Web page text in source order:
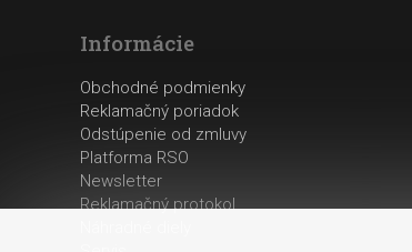
Informácie
Obchodné podmienky
Reklamačný poriadok
Odstúpenie od zmluvy
Platforma RSO
Newsletter
Reklamačný protokol